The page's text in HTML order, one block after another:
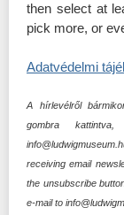
then select at
pick more, or
Adatvédelmi
A hírlevélről
gombra
receiving email
the unsubscribe
e-mail to